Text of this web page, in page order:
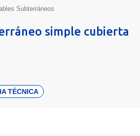
Subterráneos
simple cubierta
TÉCNICA